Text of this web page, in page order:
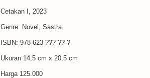
Cetakan I, 2023
Genre: Novel, Sastra
ISBN: 978-623-???-??-?
Ukuran 14,5 cm x 20,5 cm
Harga 125.000